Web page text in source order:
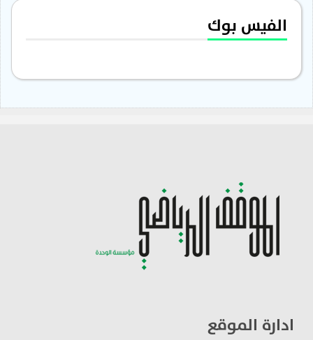
الفيس بوك
ادارة الموقع